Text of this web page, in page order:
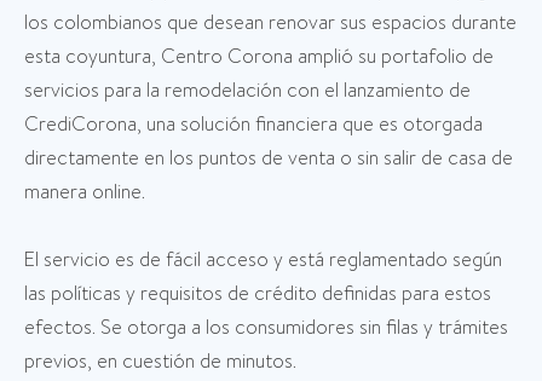
los colombianos que desean renovar sus espacios durante
esta coyuntura, Centro Corona amplió su portafolio de
servicios para la remodelación con el lanzamiento de
CrediCorona, una solución financiera que es otorgada
directamente en los puntos de venta o sin salir de casa de
manera online.
El servicio es de fácil acceso y está reglamentado según
las políticas y requisitos de crédito definidas para estos
efectos. Se otorga a los consumidores sin filas y trámites
previos, en cuestión de minutos.